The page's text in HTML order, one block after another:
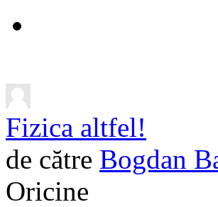
Fizica altfel!
de către Bogdan
Oricine